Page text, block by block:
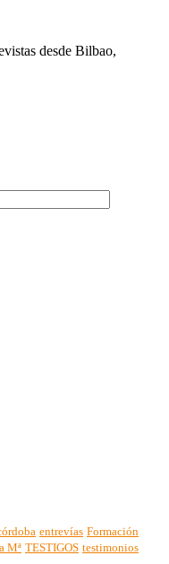
desde Bilbao,
entrevías Formación
Mª TESTIGOS testimonios